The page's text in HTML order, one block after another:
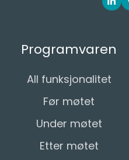
Programvaren
All funksjonalitet
Før møtet
Under møtet
Etter møtet